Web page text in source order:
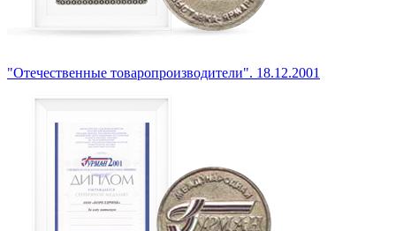
"Отечественные товаропроизводители". 18.12.2001